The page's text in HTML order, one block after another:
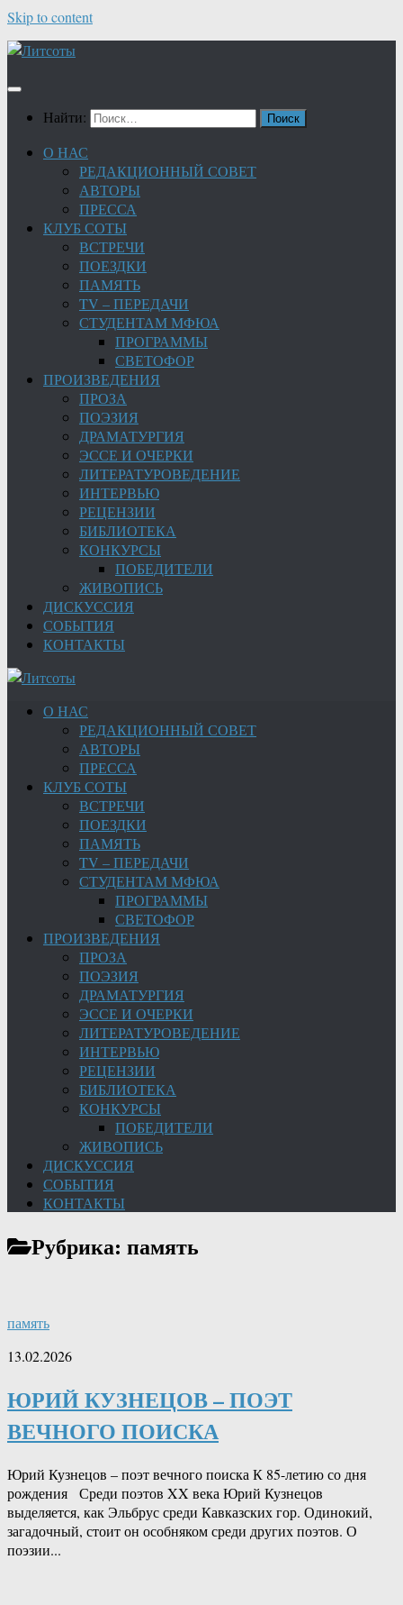
Skip to content
Найти:
О НАС
РЕДАКЦИОННЫЙ СОВЕТ
АВТОРЫ
ПРЕССА
КЛУБ СОТЫ
ВСТРЕЧИ
ПОЕЗДКИ
ПАМЯТЬ
TV – ПЕРЕДАЧИ
СТУДЕНТАМ МФЮА
ПРОГРАММЫ
СВЕТОФОР
ПРОИЗВЕДЕНИЯ
ПРОЗА
ПОЭЗИЯ
ДРАМАТУРГИЯ
ЭССЕ И ОЧЕРКИ
ЛИТЕРАТУРОВЕДЕНИЕ
ИНТЕРВЬЮ
РЕЦЕНЗИИ
БИБЛИОТЕКА
КОНКУРСЫ
ПОБЕДИТЕЛИ
ЖИВОПИСЬ
ДИСКУССИЯ
СОБЫТИЯ
КОНТАКТЫ
О НАС
РЕДАКЦИОННЫЙ СОВЕТ
АВТОРЫ
ПРЕССА
КЛУБ СОТЫ
ВСТРЕЧИ
ПОЕЗДКИ
ПАМЯТЬ
TV – ПЕРЕДАЧИ
СТУДЕНТАМ МФЮА
ПРОГРАММЫ
СВЕТОФОР
ПРОИЗВЕДЕНИЯ
ПРОЗА
ПОЭЗИЯ
ДРАМАТУРГИЯ
ЭССЕ И ОЧЕРКИ
ЛИТЕРАТУРОВЕДЕНИЕ
ИНТЕРВЬЮ
РЕЦЕНЗИИ
БИБЛИОТЕКА
КОНКУРСЫ
ПОБЕДИТЕЛИ
ЖИВОПИСЬ
ДИСКУССИЯ
СОБЫТИЯ
КОНТАКТЫ
Рубрика: память
память
13.02.2026
ЮРИЙ КУЗНЕЦОВ – ПОЭТ
ВЕЧНОГО ПОИСКА
Юрий Кузнецов – поэт вечного поиска К 85-летию со дня
рождения Среди поэтов XX века Юрий Кузнецов
выделяется, как Эльбрус среди Кавказских гор. Одинокий,
загадочный, стоит он особняком среди других поэтов. О
поэзии...